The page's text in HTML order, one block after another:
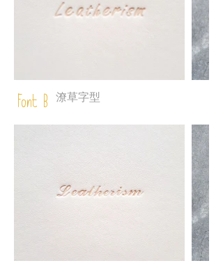
Font B 潦草字型